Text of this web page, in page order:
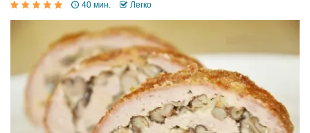
40 мин. Легко